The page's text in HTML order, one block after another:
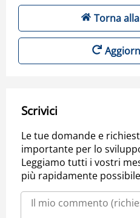
Torna
Scrivici
Le tue domande e
importante per lo
Leggiamo tutti i vostri
più rapidamente